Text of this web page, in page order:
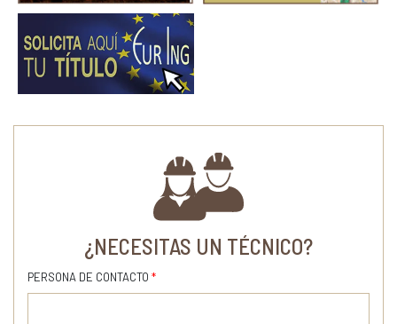
¿NECESITAS UN TÉCNICO?
PERSONA DE CONTACTO *